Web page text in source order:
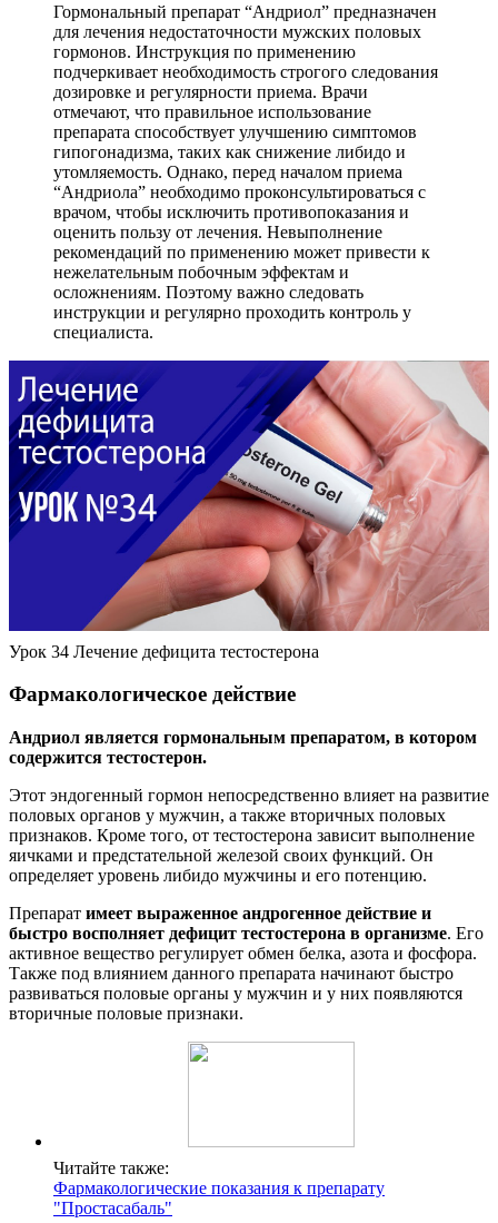
Гормональный препарат “Андриол” предназначен
для лечения недостаточности мужских половых
гормонов. Инструкция по применению
подчеркивает необходимость строгого следования
дозировке и регулярности приема. Врачи
отмечают, что правильное использование
препарата способствует улучшению симптомов
гипогонадизма, таких как снижение либидо и
утомляемость. Однако, перед началом приема
“Андриола” необходимо проконсультироваться с
врачом, чтобы исключить противопоказания и
оценить пользу от лечения. Невыполнение
рекомендаций по применению может привести к
нежелательным побочным эффектам и
осложнениям. Поэтому важно следовать
инструкции и регулярно проходить контроль у
специалиста.
Урок 34 Лечение дефицита тестостерона
Фармакологическое действие
Андриол является гормональным препаратом, в котором
содержится тестостерон.
Этот эндогенный гормон непосредственно влияет на развитие
половых органов у мужчин, а также вторичных половых
признаков. Кроме того, от тестостерона зависит выполнение
яичками и предстательной железой своих функций. Он
определяет уровень либидо мужчины и его потенцию.
Препарат имеет выраженное андрогенное действие и
быстро восполняет дефицит тестостерона в организме. Его
активное вещество регулирует обмен белка, азота и фосфора.
Также под влиянием данного препарата начинают быстро
развиваться половые органы у мужчин и у них появляются
вторичные половые признаки.
Читайте также:
Фармакологические показания к препарату
"Простасабаль"